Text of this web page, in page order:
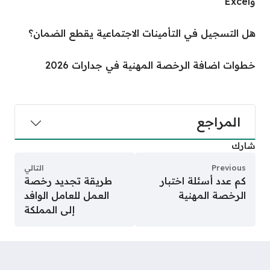
هل التسجيل في التأمينات الاجتماعية يقطع الضمان؟
خطوات اضافة الرخصة المهنية في جدارات 2026
المراجع
شارك
Previous
كم عدد أسئلة اختبار
الرخصة المهنية
التالي
طريقة تجديد رخصة
العمل للعامل الوافد
إلى المملكة